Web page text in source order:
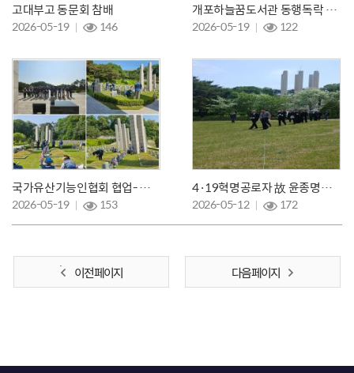
고대부고 동문회 참배
2026-05-19
146
개포하늘꿈도서관 동행독락 참배
2026-05-19
122
국가유산기능인협회 협업- 묘비석 정비 봉사활동
2026-05-19
153
4·19혁명공로자 故 윤종명님의 안장식
2026-05-12
172
이전 페이지 다음 페이지